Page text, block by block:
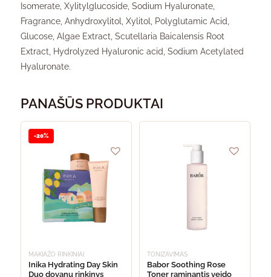
Isomerate, Xylitylglucoside, Sodium Hyaluronate,
Fragrance, Anhydroxylitol, Xylitol, Polyglutamic Acid,
Glucose, Algae Extract, Scutellaria Baicalensis Root
Extract, Hydrolyzed Hyaluronic acid, Sodium Acetylated
Hyaluronate.
PANAŠŪS PRODUKTAI
-20%
MAKIAŽO RINKINIAI
Inika Hydrating Day Skin
Duo dovanų rinkinys
TONIZAVIMAS
Babor Soothing Rose
Toner raminantis veido